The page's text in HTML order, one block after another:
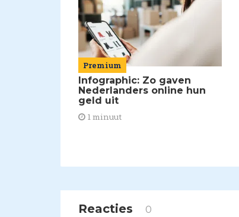
Premium
Infographic: Zo gaven
Nederlanders online hun
geld uit
1 minuut
Reacties 0